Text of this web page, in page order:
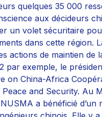
quelques 35 000
aux décideurs
un volet sécuritaire
dans cette région.
actions de maintien de
par exemple, le
on China-Africa
and Security. Au
a bénéficié d’un